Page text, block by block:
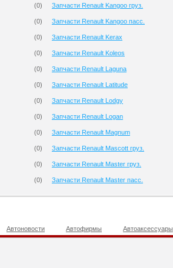
(0)
(0)
(0)
(0)
(0)
(0)
(0)
(0)
(0)
(0)
(0)
(0)
Запчасти Renault Kangoo груз.
Запчасти Renault Kangoo пасс.
Запчасти Renault Kerax
Запчасти Renault Koleos
Запчасти Renault Laguna
Запчасти Renault Latitude
Запчасти Renault Lodgy
Запчасти Renault Logan
Запчасти Renault Magnum
Запчасти Renault Mascott груз.
Запчасти Renault Master груз.
Запчасти Renault Master пасс.
Автоновости Автофирмы Автоаксессуары